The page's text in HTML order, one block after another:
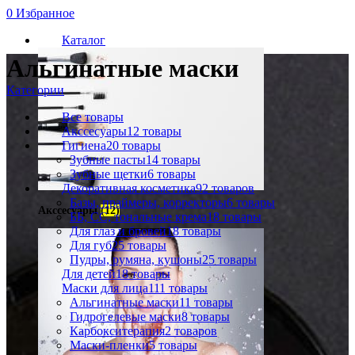
0 Избранное
Каталог
Акссесуары(12)
Альгинатные маски
Категории
Всетовары
Акссесуары12 товары
Гигиена20 товары
Зубные пасты14 товары
Зубные щетки6 товары
Декоративная косметика92 товаров
Базы, праймеры, корректоры6 товары
ББ, СС, тональные крема18 товары
Для глаз и бровей18 товары
Для губ25 товары
Пудры, румяна, кушоны25 товары
Для детей18 товары
Маски для лица111 товары
Альгинатные маски11 товары
Гидрогелевые маски8 товары
Карбокситерапия2 товаров
Маски-пленки5 товары